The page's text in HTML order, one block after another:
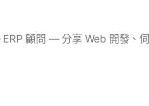
顧問 — 分享 Web 開發、